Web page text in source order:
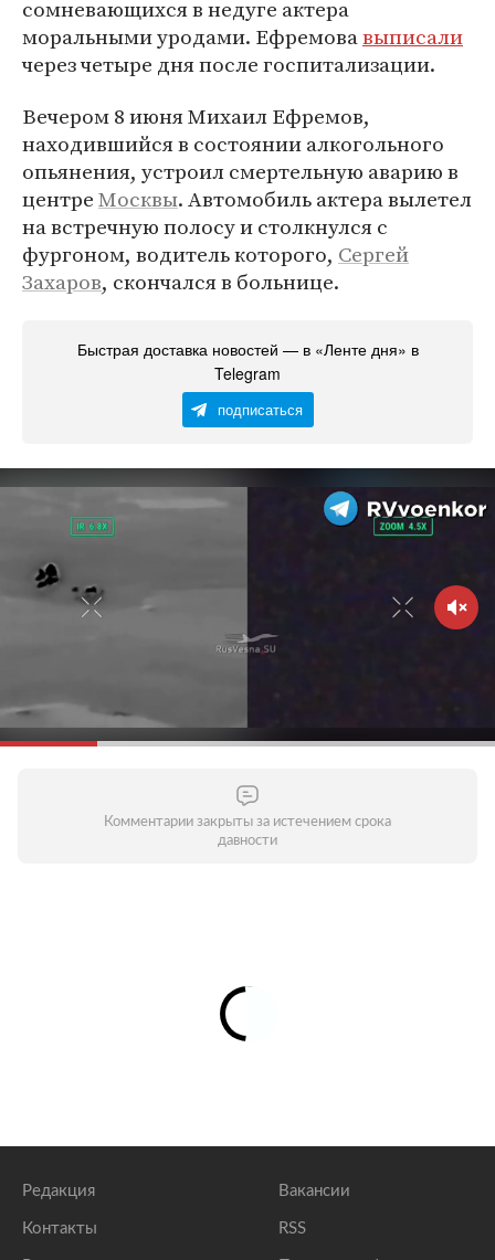
сомневающихся в недуге актера
моральными уродами. Ефремовавыписали
через четыре дня после госпитализации.
Вечером 8 июня Михаил Ефремов,
находившийся в состоянии алкогольного
опьянения, устроил смертельную аварию в
центреМосквы. Автомобиль актера вылетел
на встречную полосу и столкнулся с
фургоном, водитель которого, Сергей
Захаров, скончался в больнице.
Быстрая доставка новостей — в «Ленте дня» в
Telegram
подписаться
Комментарии закрыты за истечением срока
давности
Редакция
Контакты
Вакансии
RSS